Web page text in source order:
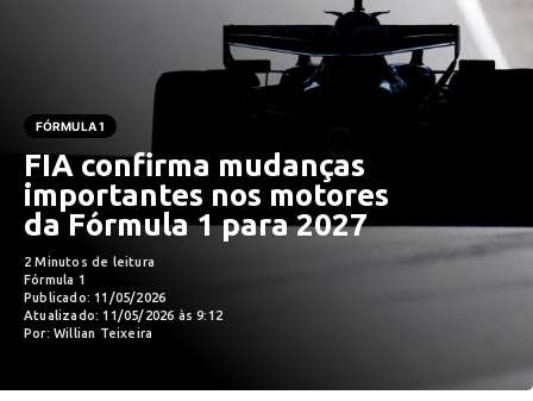
FÓRMULA 1
FIA confirma mudanças
importantes nos motores
da Fórmula 1 para 2027
2 Minutos de leitura
Fórmula 1
Publicado: 11/05/2026
Atualizado: 11/05/2026 às 9:12
Por: Willian Teixeira